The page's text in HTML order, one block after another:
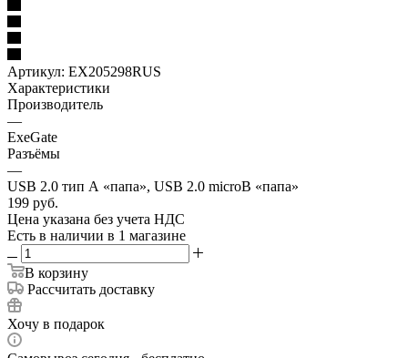
Артикул: EX205298RUS
Характеристики
Производитель
—
ExeGate
Разъёмы
—
USB 2.0 тип А «папа», USB 2.0 microB «папа»
199 руб.
Цена указана без учета НДС
Есть в наличии в 1 магазине
В корзину
Рассчитать доставку
Хочу в подарок